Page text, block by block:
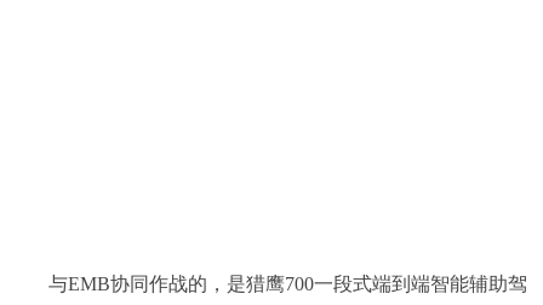
与EMB协同作战的，是猎鹰700一段式端到端智能辅助驾